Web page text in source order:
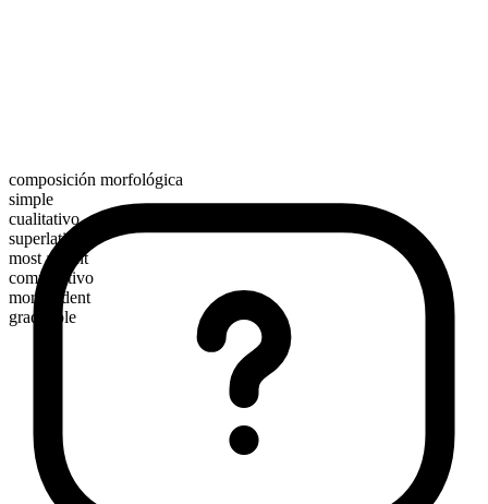
composición morfológica
simple
cualitativo
superlativo
most ardent
comparativo
more ardent
graduable